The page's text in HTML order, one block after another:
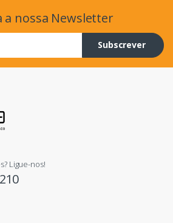
a nossa Newsletter
Subscrever
Ligue-nos!